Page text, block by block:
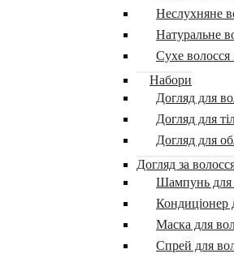
Неслухняне
Натуральне
Сухе волосся
Набори
Догляд для
Догляд для
Догляд для
Догляд за
Шампунь для
Кондиціонер
Маска для
Спрей для